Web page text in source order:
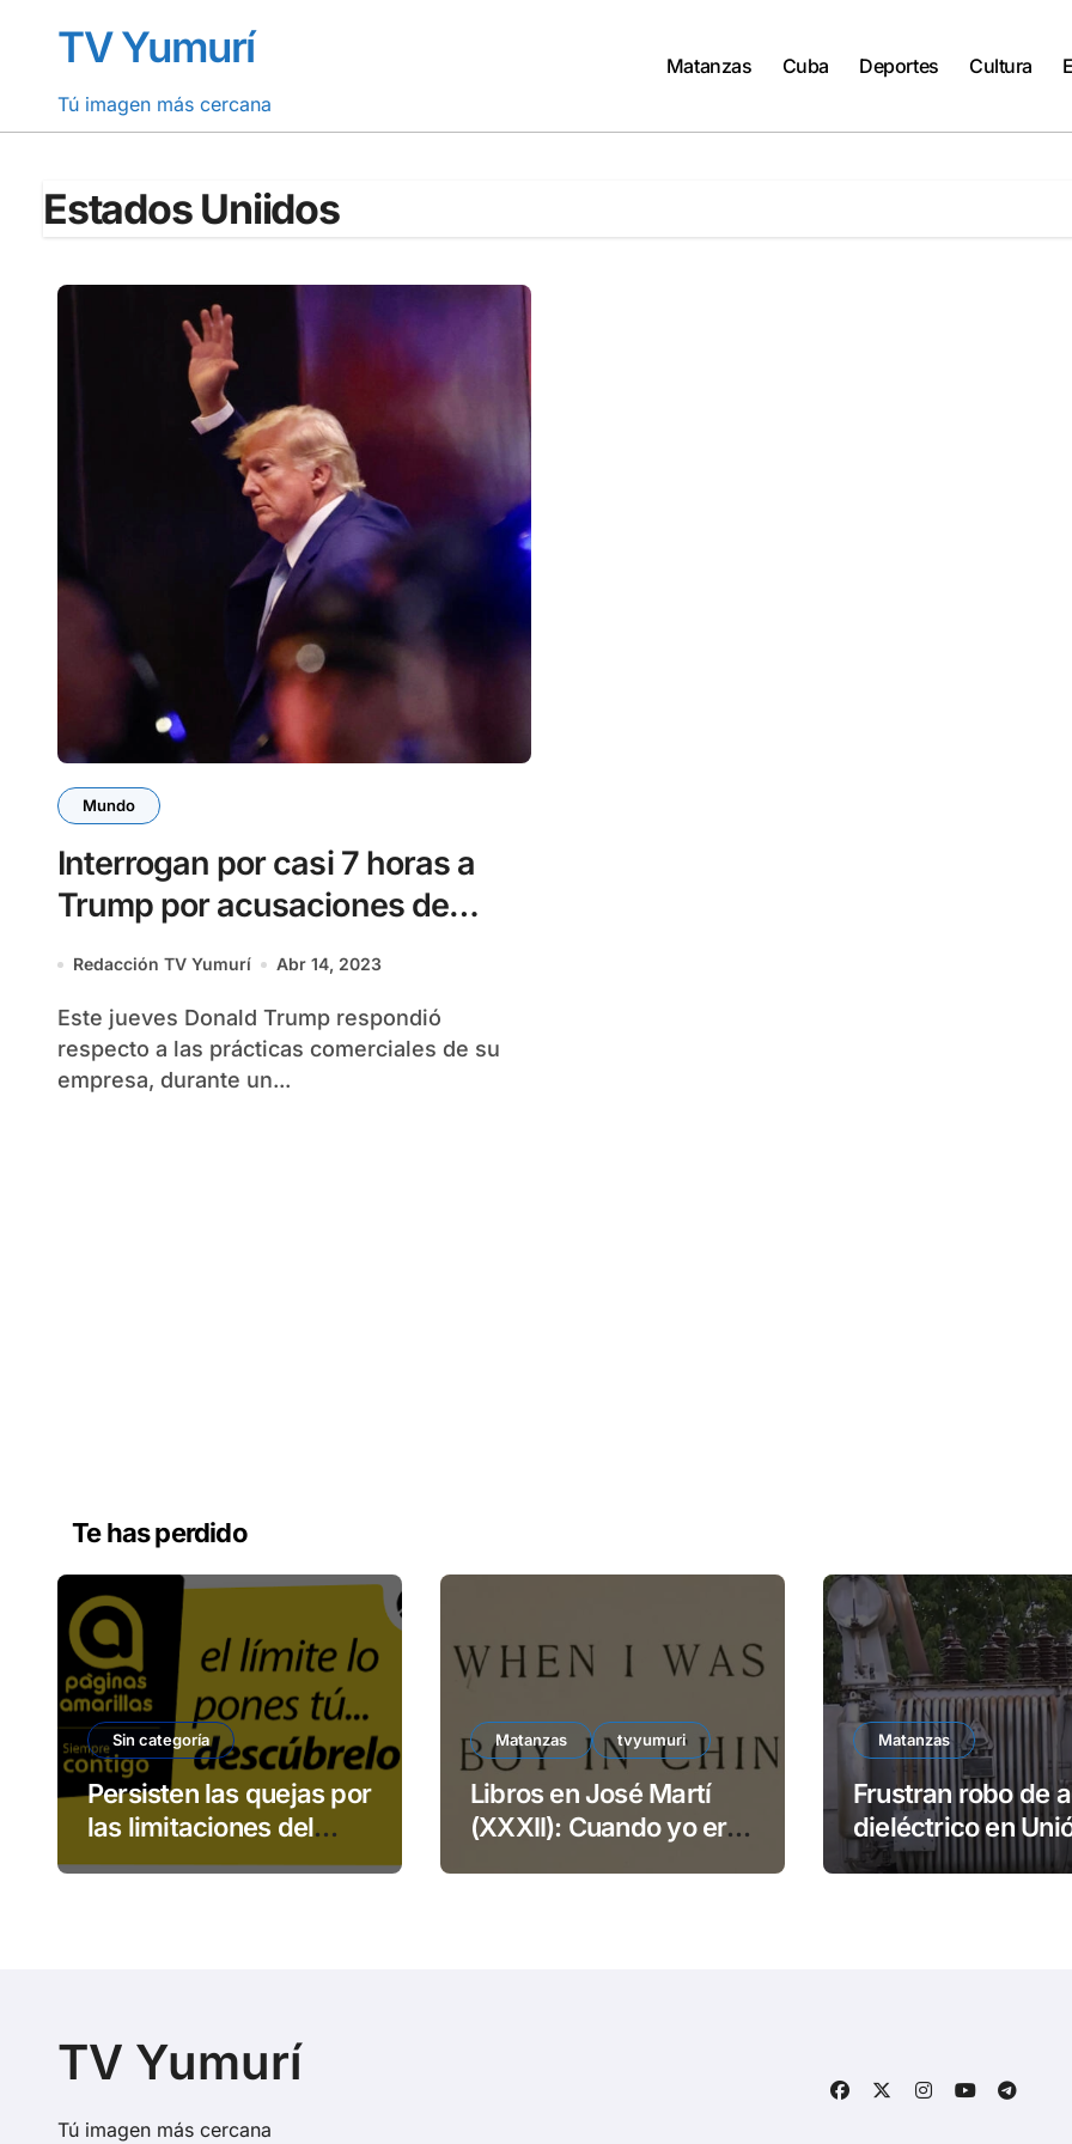
contenidoTV Yumurí
Tú imagen más cercana
Matanzas Cuba Deportes Cultura
Estados Uniidos
Mundo
Interrogan por casi 7 horas a
Trump por acusaciones de
fraude
Redacción TV Yumurí Abr 14, 2023
Este jueves Donald Trump respondió
respecto a las prácticas comerciales de su
empresa, durante un...
Te has perdido
Sin categoría
Persisten las quejas por
las limitaciones del
servicio 113 de ETECSA
Matanzas tvyumuri
Libros en José Martí
(XXXII): Cuando yo era
Matanzas
Frustran robo de
dieléctrico en
Reyes
TV Yumurí
Tú imagen más cercana